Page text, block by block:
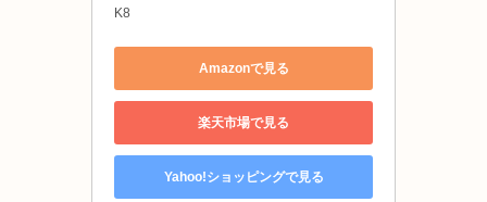
K8
Amazonで見る
楽天市場で見る
Yahoo!ショッピングで見る